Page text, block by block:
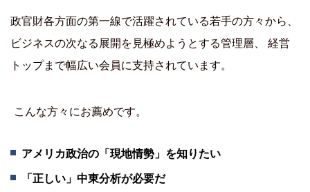
政官財各方面の第一線で活躍されている若手の方々から、
ビジネスの次なる展開を見極めようとする管理層、 経営
トップまで幅広い会員に支持されています。
こんな方々にお薦めです。
アメリカ政治の「現地情勢」を知りたい
「正しい」中東分析が必要だ